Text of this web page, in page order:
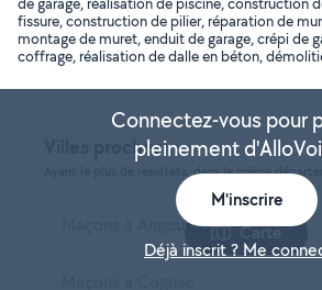
fissure, construction de pilier, réparation de
montage de muret, enduit de garage, crépi de
coffrage, réalisation de dalle en béton,
Villes proches
Ayant le plus de résultats, dans le même
Maçons à Angoulême Carte
Connectez-vous pour
pleinement
M'inscrire
Déjà inscrit ? Me